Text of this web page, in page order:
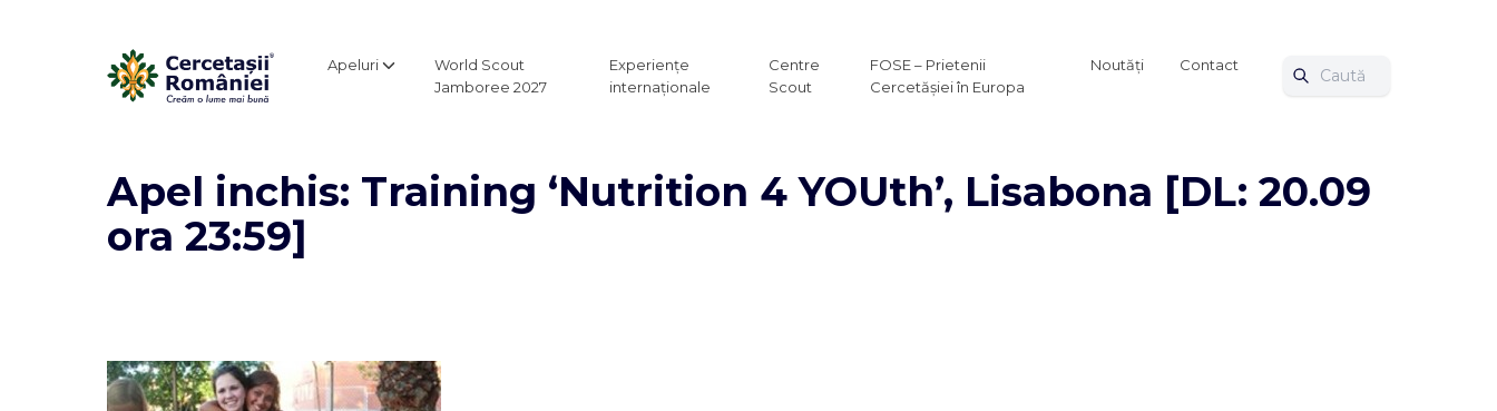
Apeluri
World Scout
Jamboree 2027
Experiențe
internaționale
Centre
Scout
FOSE – Prietenii
Cercetășiei în Europa
Noutăți Contact
Apel inchis: Training ‘Nutrition 4 YOUth’, Lisabona [DL: 20.09
ora 23:59]